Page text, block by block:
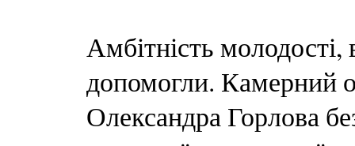
Амбітність молодості,
допомогли. Камерний
Олександра Горлова